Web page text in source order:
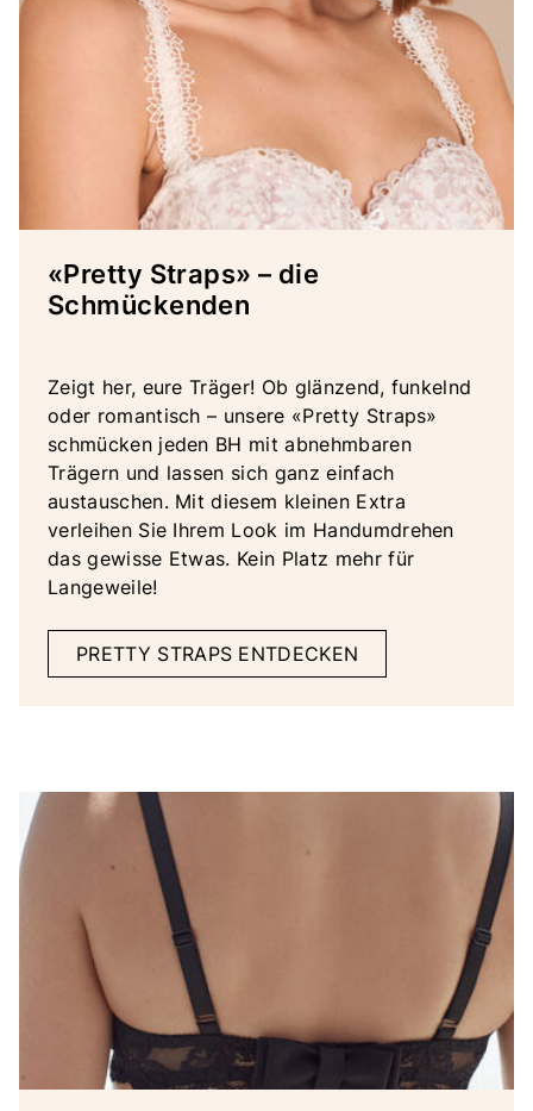
«Pretty Straps» – die
Schmückenden
Zeigt her, eure Träger! Ob glänzend, funkelnd
oder romantisch – unsere «Pretty Straps»
schmücken jeden BH mit abnehmbaren
Trägern und lassen sich ganz einfach
austauschen. Mit diesem kleinen Extra
verleihen Sie Ihrem Look im Handumdrehen
das gewisse Etwas. Kein Platz mehr für
Langeweile!
PRETTY STRAPS ENTDECKEN